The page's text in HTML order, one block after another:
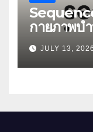
กายภาพบ
เส้นJULY 13, 2026